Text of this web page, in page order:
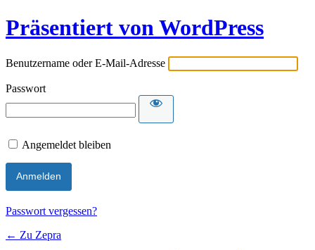
Präsentiert von WordPress
Benutzername oder E-Mail-Adresse
Passwort
Angemeldet bleiben
Passwort vergessen?
← Zu Zepra